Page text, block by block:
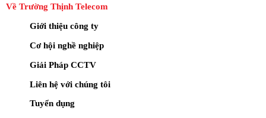
Về Trường Thịnh Telecom
Giới thiệu công ty
Cơ hội nghề nghiệp
Giải Pháp CCTV
Liên hệ với chúng tôi
Tuyển dụng